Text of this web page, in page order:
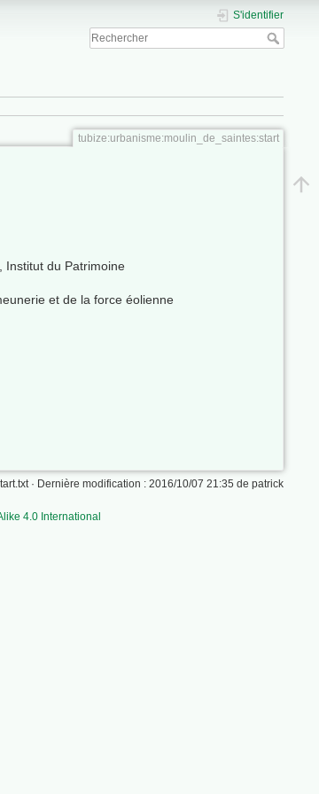
S'identifier
tubize:urbanisme:moulin_de_saintes:start
Institut du Patrimoine
et de la force éolienne
· Dernière modification : 2016/10/07 21:35 de patrick
4.0 International